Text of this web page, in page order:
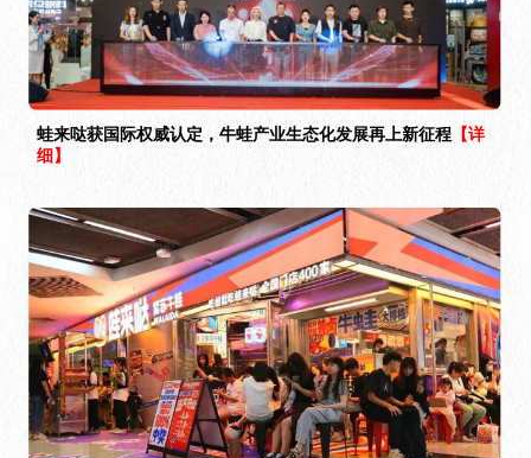
蛙来哒获国际权威认定，牛蛙产业生态化发展再上新征程 【详
细】